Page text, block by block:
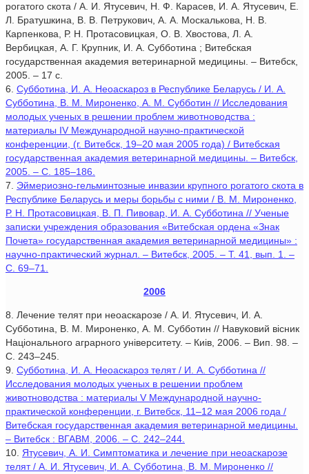
рогатого скота / А. И. Ятусевич, Н. Ф. Карасев, И. А. Ятусевич, Е.
Л. Братушкина, В. В. Петрукович, А. А. Москалькова, Н. В.
Карпенкова, Р. Н. Протасовицкая, О. В. Хвостова, Л. А.
Вербицкая, А. Г. Крупник, И. А. Субботина ; Витебская
государственная академия ветеринарной медицины. – Витебск,
2005. – 17 с.
6. Субботина, И. А. Неоаскароз в Республике Беларусь / И. А.
Субботина, В. М. Мироненко, А. М. Субботин // Исследования
молодых ученых в решении проблем животноводства :
материалы IV Международной научно-практической
конференции, (г. Витебск, 19–20 мая 2005 года) / Витебская
государственная академия ветеринарной медицины. – Витебск,
2005. – С. 185–186.
7. Эймериозно-гельминтозные инвазии крупного рогатого скота в
Республике Беларусь и меры борьбы с ними / В. М. Мироненко,
Р. Н. Протасовицкая, В. П. Пивовар, И. А. Субботина // Ученые
записки учреждения образования «Витебская ордена «Знак
Почета» государственная академия ветеринарной медицины» :
научно-практический журнал. – Витебск, 2005. – Т. 41, вып. 1. –
С. 69–71.
2006
8. Лечение телят при неоаскарозе / А. И. Ятусевич, И. А.
Субботина, В. М. Мироненко, А. М. Субботин // Навуковий вiсник
Нацiонального аграрного унiверситету. – Киiв, 2006. – Вип. 98. –
С. 243–245.
9. Субботина, И. А. Неоаскароз телят / И. А. Субботина //
Исследования молодых ученых в решении проблем
животноводства : материалы V Международной научно-
практической конференции, г. Витебск, 11–12 мая 2006 года /
Витебская государственная академия ветеринарной медицины.
– Витебск : ВГАВМ, 2006. – С. 242–244.
10. Ятусевич, А. И. Симптоматика и лечение при неоаскарозе
телят / А. И. Ятусевич, И. А. Субботина, В. М. Мироненко //